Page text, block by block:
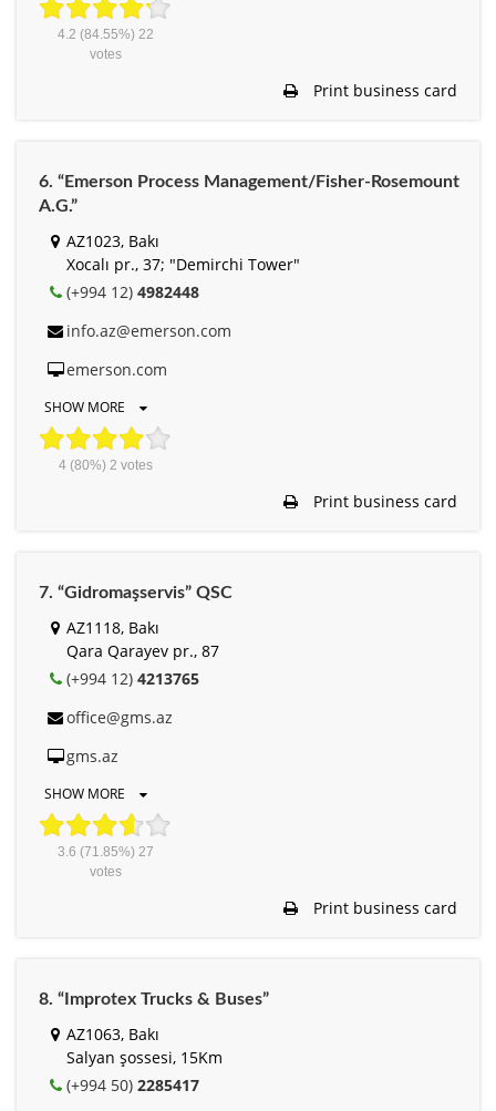
4.2 (84.55%) 22
votes
Print business card
6. “Emerson Process Management/Fisher-Rosemount
A.G.”
AZ1023, Bakı
Xocalı pr., 37; "Demirchi Tower"
(+994 12) 4982448
info.az@emerson.com
emerson.com
SHOW MORE
4(80%) 2 votes
Print business card
7. “Gidromaşservis” QSC
AZ1118, Bakı
Qara Qarayev pr., 87
(+994 12) 4213765
office@gms.az
gms.az
SHOW MORE
3.6 (71.85%) 27
votes
Print business card
8. “Improtex Trucks & Buses”
AZ1063, Bakı
Salyan şossesi, 15Km
(+994 50) 2285417